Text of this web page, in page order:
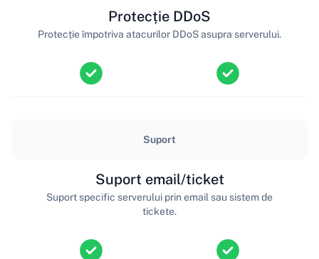
Protecție DDoS
Protecție împotriva atacurilor DDoS asupra serverului.
Suport
Suport email/ticket
Suport specific serverului prin email sau sistem de
tickete.